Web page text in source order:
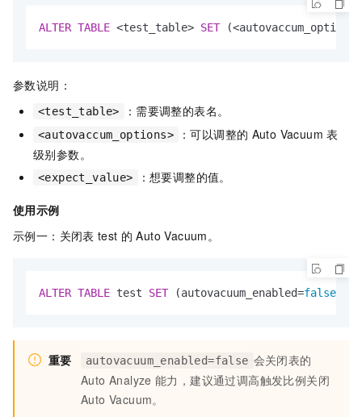
ALTER TABLE <test_table> SET (<autovaccum_options
参数说明：
<test_table> ：需要调整的表名。
<autovaccum_options> ：可以调整的 Auto Vacuum 表
级别参数。
<expect_value> ：想要调整的值。
使用示例
示例一：关闭表 test 的 Auto Vacuum。
ALTER TABLE test SET (autovacuum_enabled=false
重要 autovacuum_enabled=false 会关闭表的
Auto Analyze 能力，建议通过调高触发比例关闭
Auto Vacuum。